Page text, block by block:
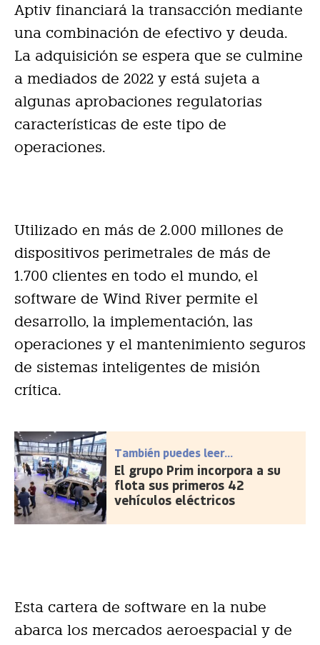
Aptiv financiará la transacción mediante
una combinación de efectivo y deuda.
La adquisición se espera que se culmine
a mediados de 2022 y está sujeta a
algunas aprobaciones regulatorias
características de este tipo de
operaciones.
Utilizado en más de 2.000 millones de
dispositivos perimetrales de más de
1.700 clientes en todo el mundo, el
software de Wind River permite el
desarrollo, la implementación, las
operaciones y el mantenimiento seguros
de sistemas inteligentes de misión
crítica.
También puedes leer...
El grupo Prim incorpora a su
flota sus primeros 42
vehículos eléctricos
Esta cartera de software en la nube
abarca los mercados aeroespacial y de